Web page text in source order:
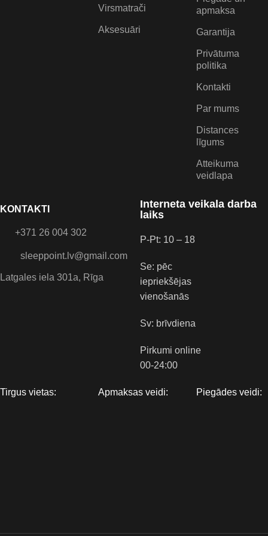
Virsmatrači
Aksesuāri
KONTAKTI
+371 26 004 302
sleeppoint.lv@gmail.com
Latgales iela 301a, Rīga
apmaksa
Garantija
Privātuma
politika
Kontakti
Par mums
Distances
līgums
Atteikuma
veidlapa
Interneta veikala darba
laiks
P-Pt: 10 – 18
Se: pēc
iepriekšējas
vienošanās
Sv: brīvdiena
Pirkumi online
00-24:00
Apmaksas veidi: Piegādes veidi:
Tirgus vietas: